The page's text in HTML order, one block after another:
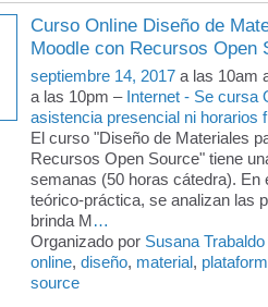
Curso Online Diseño de
Moodle con Recursos Open
septiembre 14, 2017 a las 10am
a las 10pm – Internet - Se cursa
asistencia presencial ni horarios
El curso "Diseño de Materiales
Recursos Open Source" tiene
semanas (50 horas cátedra). En
teórico-práctica, se analizan las
brinda M…
Organizado por Susana Trabaldo
online, diseño, material,
source